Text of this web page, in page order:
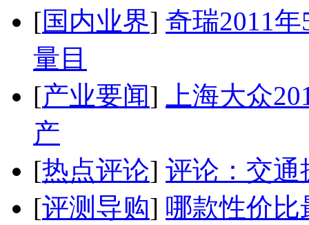
[国内业界] 奇瑞2011
量目
[产业要闻]
上海大众
产
[热点评论] 评论：交通
[评测导购] 哪款性价比